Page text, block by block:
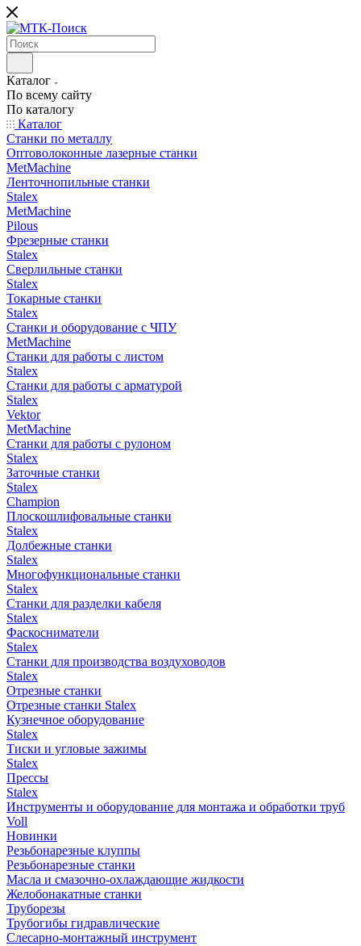
Каталог
По всему сайту
По каталогу
Каталог
Станки по металлу
Оптоволоконные лазерные станки
MetMachine
Ленточнопильные станки
Stalex
MetMachine
Pilous
Фрезерные станки
Stalex
Сверлильные станки
Stalex
Токарные станки
Stalex
Станки и оборудование с ЧПУ
MetMachine
Станки для работы с листом
Stalex
Станки для работы с арматурой
Stalex
Vektor
MetMachine
Станки для работы с рулоном
Stalex
Заточные станки
Stalex
Champion
Плоскошлифовальные станки
Stalex
Долбежные станки
Stalex
Многофункциональные станки
Stalex
Станки для разделки кабеля
Stalex
Фаскосниматели
Stalex
Станки для производства воздуховодов
Stalex
Отрезные станки
Отрезные станки Stalex
Кузнечное оборудование
Stalex
Тиски и угловые зажимы
Stalex
Прессы
Stalex
Инструменты и оборудование для монтажа и обработки труб
Voll
Новинки
Резьбонарезные клуппы
Резьбонарезные станки
Масла и смазочно-охлаждающие жидкости
Желобонакатные станки
Труборезы
Трубогибы гидравлические
Слесарно-монтажный инструмент